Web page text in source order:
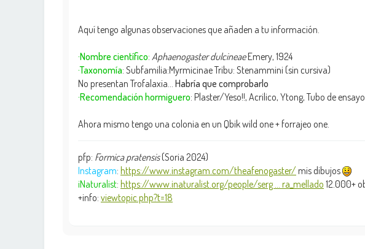
Aquí tengo algunas observaciones que añaden a tu información.
·Nombre científico: Aphaenogaster dulcineaeEmery, 1924
·Taxonomía: Subfamilia:Myrmicinae Tribu: Stenammini (sin cursiva)
No presentan Trofalaxia… Habría que comprobarlo
·Recomendación hormiguero: Plaster/Yeso!!, Acrilico, Ytong, Tubo de ensayo
Ahora mismo tengo una colonia en un Qbik wild one + forrajeo one.
pfp: Formica pratensis(Soria 2024)
Instagram: https://www.instagram.com/theafenogaster/ mis dibujos
iNaturalist: https://www.inaturalist.org/people/serg ... ra_mellado 12.000+
+info: viewtopic.php?t=18